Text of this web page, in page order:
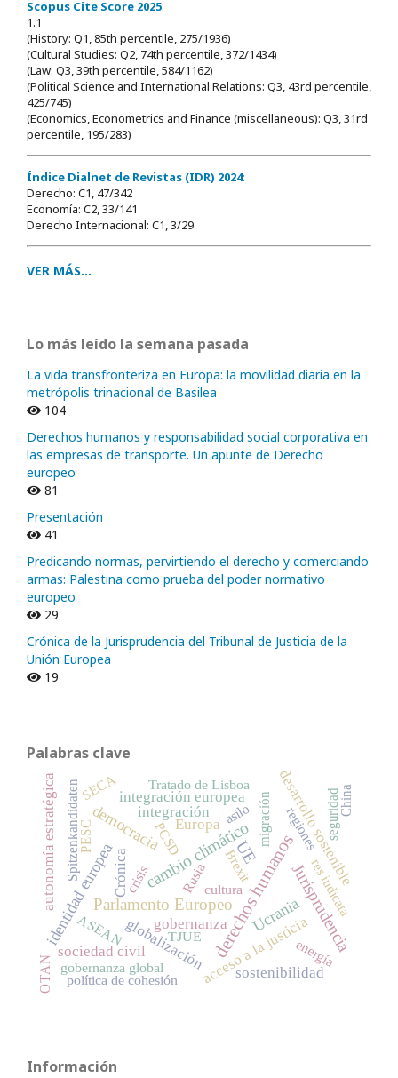
Scopus Cite Score 2025:
1.1
(History: Q1, 85th percentile, 275/1936)
(Cultural Studies: Q2, 74th percentile, 372/1434)
(Law: Q3, 39th percentile, 584/1162)
(Political Science and International Relations: Q3, 43rd percentile,
425/745)
(Economics, Econometrics and Finance (miscellaneous): Q3, 31rd
percentile, 195/283)
Índice Dialnet de Revistas (IDR) 2024:
Derecho: C1, 47/342
Economía: C2, 33/141
Derecho Internacional: C1, 3/29
VER MÁS...
Lo más leído la semana pasada
La vida transfronteriza en Europa: la movilidad diaria en la
metrópolis trinacional de Basilea
104
Derechos humanos y responsabilidad social corporativa en
las empresas de transporte. Un apunte de Derecho
europeo
81
Presentación
41
Predicando normas, pervirtiendo el derecho y comerciando
armas: Palestina como prueba del poder normativo
europeo
29
Crónica de la Jurisprudencia del Tribunal de Justicia de la
Unión Europea
19
Palabras clave
derechos humanos
Parlamento Europeo
UE
cambio climático
Jurisprudencia
democracia
identidad europea Ucrania
autonomía estratégica Europa
Crónica
integración
gobernanzaacceso a la justicia
globalización
integración europea
sociedad civil
desarrollo sostenible
sostenibilidad
migración
crisis
PCSD regiones
Tratado de Lisboa
Rusia Brexit
Spitzenkandidaten
gobernanza global
cultura
PESC
política de cohesión
seguridad
energía
res iudicata
China
TJUE
OTAN
SECA
asilo
ASEAN
Información